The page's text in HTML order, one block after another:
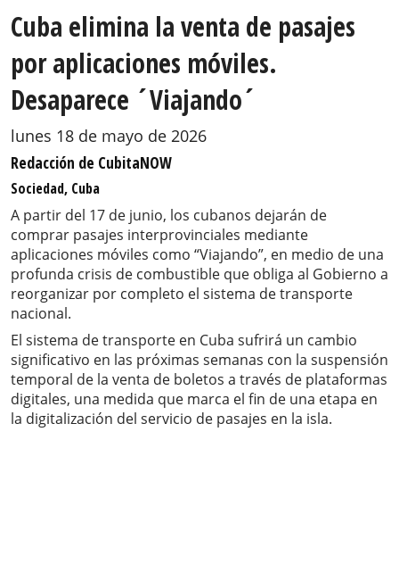
Cuba elimina la venta de pasajes
por aplicaciones móviles.
Desaparece ´Viajando´
lunes 18 de mayo de 2026
Redacción de CubitaNOW
Sociedad, Cuba
A partir del 17 de junio, los cubanos dejarán de
comprar pasajes interprovinciales mediante
aplicaciones móviles como “Viajando”, en medio de una
profunda crisis de combustible que obliga al Gobierno a
reorganizar por completo el sistema de transporte
nacional.
El sistema de transporte en Cuba sufrirá un cambio
significativo en las próximas semanas con la suspensión
temporal de la venta de boletos a través de plataformas
digitales, una medida que marca el fin de una etapa en
la digitalización del servicio de pasajes en la isla.